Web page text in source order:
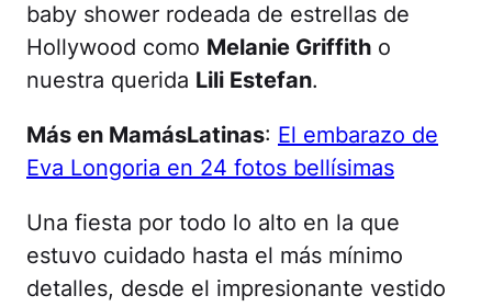
baby shower rodeada de estrellas de
Hollywood como Melanie Griffith o
nuestra querida Lili Estefan.
Más en MamásLatinas: El embarazo de
Eva Longoria en 24 fotos bellísimas
Una fiesta por todo lo alto en la que
estuvo cuidado hasta el más mínimo
detalles, desde el impresionante vestido